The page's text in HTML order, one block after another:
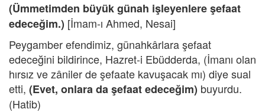
(Ümmetimden büyük günah işleyenlere şefaat
edeceğim.) [İmam-ı Ahmed, Nesai]
Peygamber efendimiz, günahkârlara şefaat
edeceğini bildirince, Hazret-i Ebüdderda, (İmanı olan
hırsız ve zâniler de şefaate kavuşacak mı) diye sual
etti, (Evet, onlara da şefaat edeceğim) buyurdu.
(Hatib)